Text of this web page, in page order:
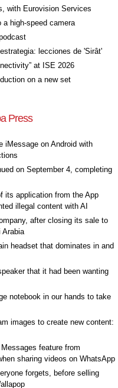
with Eurovision Services
high-speed camera
lecciones de 'Sirât'
at ISE 2026
on a new set
Press
iMessage on Android with
on September 4, completing
its application from the App
illegal content with AI
after closing its sale to
Arabia
headset that dominates in and
that it had been wanting
notebook in our hands to take
images to create new content:
feature from
sharing videos on WhatsApp
forgets, before selling